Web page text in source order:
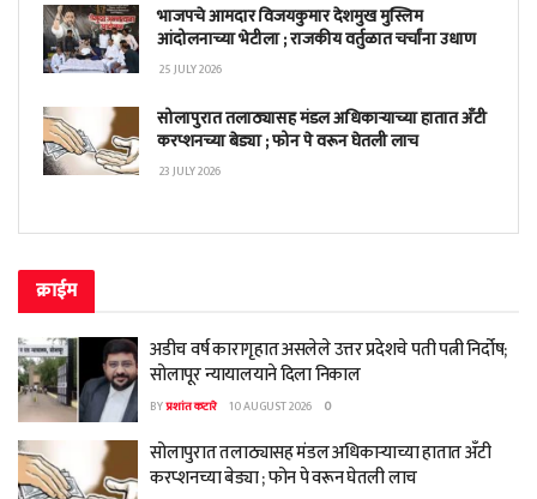
भाजपचे आमदार विजयकुमार देशमुख मुस्लिम
आंदोलनाच्या भेटीला ; राजकीय वर्तुळात चर्चांना उधाण
25 JULY 2026
सोलापुरात तलाठ्यासह मंडल अधिकाऱ्याच्या हातात अँटी
करप्शनच्या बेड्या ; फोन पे वरून घेतली लाच
23 JULY 2026
क्राईम
अडीच वर्ष कारागृहात असलेले उत्तर प्रदेशचे पती पत्नी निर्दोष;
सोलापूर न्यायालयाने दिला निकाल
BYप्रशांत कटारे 10 AUGUST 2026 0
सोलापुरात तलाठ्यासह मंडल अधिकाऱ्याच्या हातात अँटी
करप्शनच्या बेड्या ; फोन पे वरून घेतली लाच